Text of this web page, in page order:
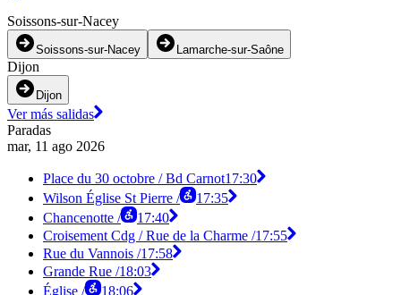
Soissons-sur-Nacey
Soissons-sur-Nacey Lamarche-sur-Saône
Dijon
Dijon
Ver más salidas
Paradas
mar, 11 ago 2026
Place du 30 octobre / Bd Carnot17:30
Wilson Église St Pierre /
17:35
Chancenotte /
17:40
Croisement Cdg / Rue de la Charme /17:55
Rue du Vannois /17:58
Grande Rue /18:03
Église /
18:06